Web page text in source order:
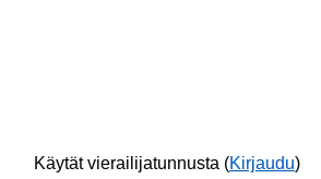
Käytät vierailijatunnusta (Kirjaudu)